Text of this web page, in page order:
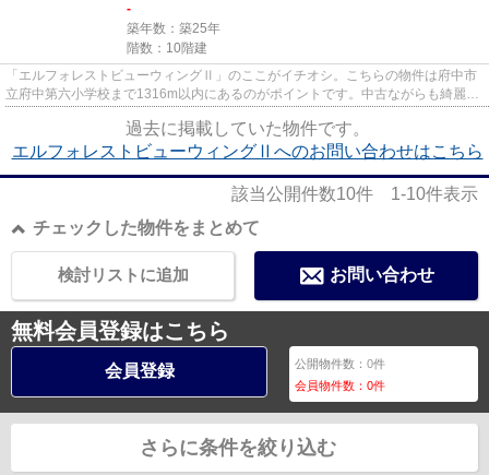
-
築年数：築25年
階数：10階建
「エルフォレストビューウィングⅡ」のここがイチオシ。こちらの物件は府中市
立府中第六小学校まで1316m以内にあるのがポイントです。中古ながらも綺麗な
過去に掲載していた物件です。
エルフォレストビューウィングⅡへのお問い合わせはこちら
該当公開件数10件 1-10件表示
チェックした物件をまとめて
お問い合わせ
検討リストに追加
無料会員登録はこちら
会員登録 公開物件数：0件
会員物件数：0件
さらに条件を絞り込む